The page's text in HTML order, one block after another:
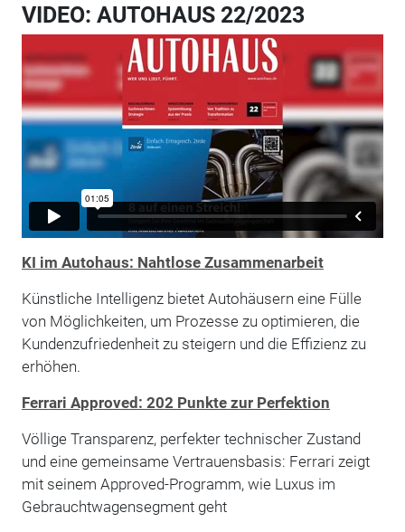
VIDEO: AUTOHAUS 22/2023
KI im Autohaus: Nahtlose Zusammenarbeit
Künstliche Intelligenz bietet Autohäusern eine Fülle
von Möglichkeiten, um Prozesse zu optimieren, die
Kundenzufriedenheit zu steigern und die Effizienz zu
erhöhen.
Ferrari Approved: 202 Punkte zur Perfektion
Völlige Transparenz, perfekter technischer Zustand
und eine gemeinsame Vertrauensbasis: Ferrari zeigt
mit seinem Approved-Programm, wie Luxus im
Gebrauchtwagensegment geht